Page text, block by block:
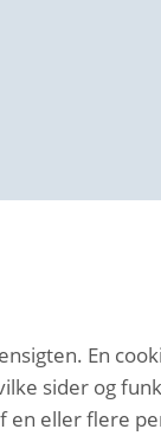
En
sider og
en eller flere